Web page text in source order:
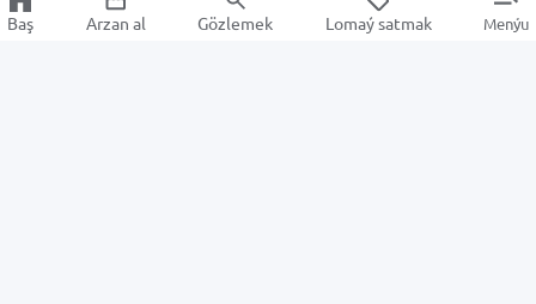
Baş Arzan al Gözlemek Lomaý satmak Menýu